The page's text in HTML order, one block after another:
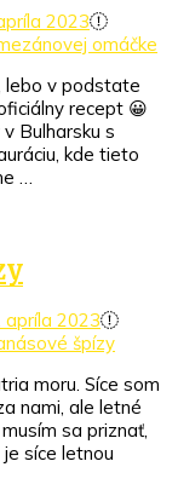
2023
omáčke
lebo v podstate
recept 😀
Bulharsku s
kde tieto
…
apríla 2023
špízy
moru. Síce som
nami, ale letné
sa priznať,
síce letnou